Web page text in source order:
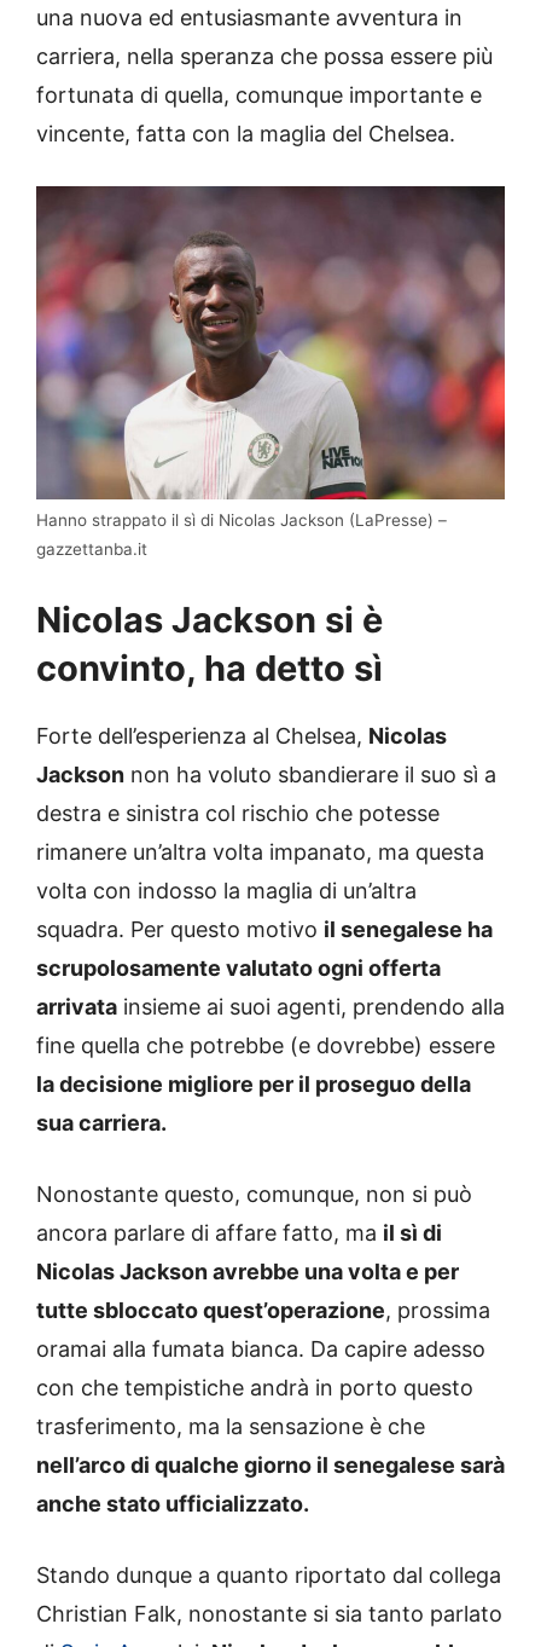
una nuova ed entusiasmante avventura in
carriera, nella speranza che possa essere più
fortunata di quella, comunque importante e
vincente, fatta con la maglia del Chelsea.
Hanno strappato il sì di Nicolas Jackson (LaPresse) –
gazzettanba.it
Nicolas Jackson si è
convinto, ha detto sì
Forte dell’esperienza al Chelsea, Nicolas
Jackson non ha voluto sbandierare il suo sì a
destra e sinistra col rischio che potesse
rimanere un’altra volta impanato, ma questa
volta con indosso la maglia di un’altra
squadra. Per questo motivo il senegalese ha
scrupolosamente valutato ogni offerta
arrivata insieme ai suoi agenti, prendendo alla
fine quella che potrebbe (e dovrebbe) essere
la decisione migliore per il proseguo della
sua carriera.
Nonostante questo, comunque, non si può
ancora parlare di affare fatto, ma il sì di
Nicolas Jackson avrebbe una volta e per
tutte sbloccato quest’operazione, prossima
oramai alla fumata bianca. Da capire adesso
con che tempistiche andrà in porto questo
trasferimento, ma la sensazione è che
nell’arco di qualche giorno il senegalese sarà
anche stato ufficializzato.
Stando dunque a quanto riportato dal collega
Christian Falk, nonostante si sia tanto parlato